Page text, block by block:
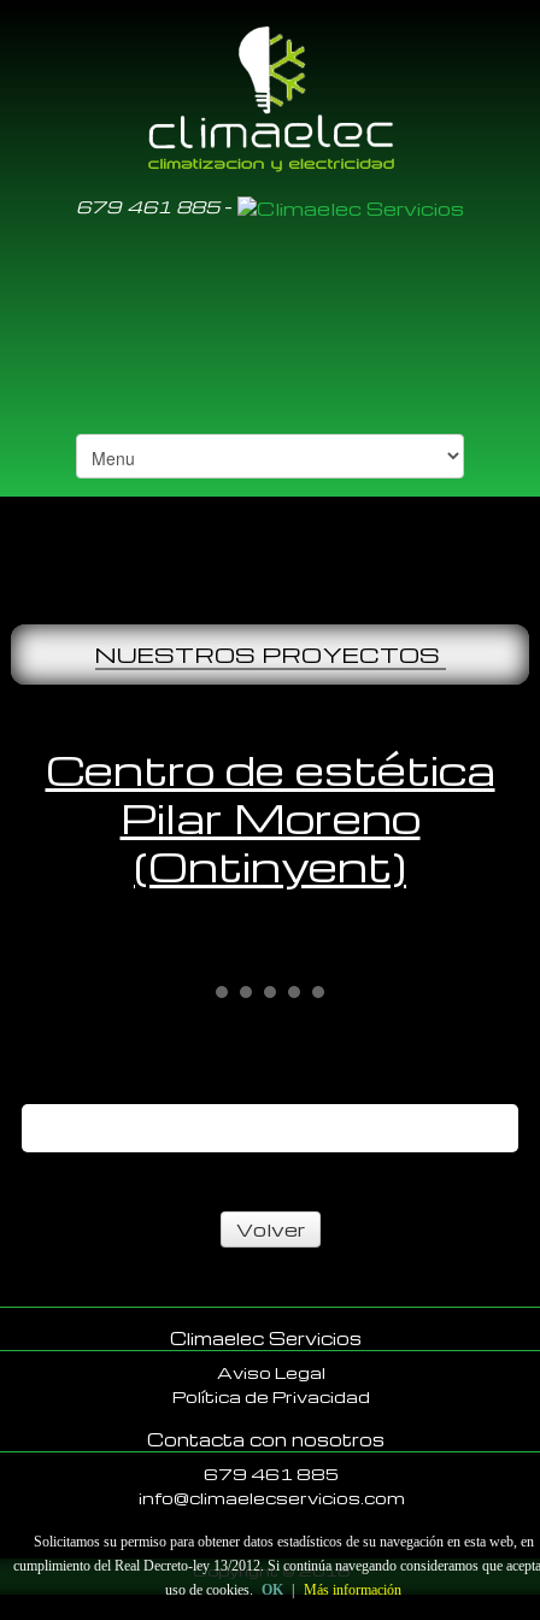
679 461 885-
NUESTROS PROYECTOS
Centro de estética
Pilar Moreno
(Ontinyent)
Volver
Climaelec Servicios
Aviso Legal
Política de Privacidad
Contacta con nosotros
679 461 885
info@climaelecservicios.com
Copyright © 2018
Solicitamos su permiso para obtener datos estadísticos de su navegación en esta web, en
cumplimiento del Real Decreto-ley 13/2012. Si continúa navegando consideramos que
uso de cookies. OK Más información